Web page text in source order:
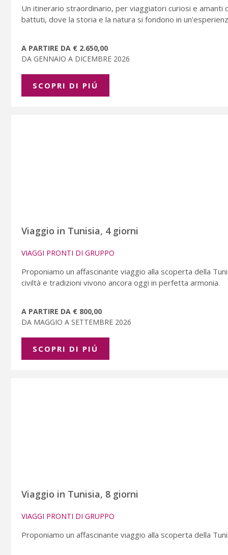
Un itinerario straordinario, per viaggiatori curiosi e amanti
battuti, dove la storia e la natura si fondono in
A PARTIRE DA € 2.650,00
DA GENNAIO A DICEMBRE 2026
SCOPRI DI PIÚ
Viaggio in Tunisia, 4 giorni
VIAGGI PRONTI DI GRUPPO
Proponiamo un affascinante viaggio alla scoperta della
civiltà e tradizioni vivono ancora oggi in perfetta armonia.
A PARTIRE DA € 800,00
DA MAGGIO A SETTEMBRE 2026
SCOPRI DI PIÚ
Viaggio in Tunisia, 8 giorni
VIAGGI PRONTI DI GRUPPO
Proponiamo un affascinante viaggio alla scoperta della